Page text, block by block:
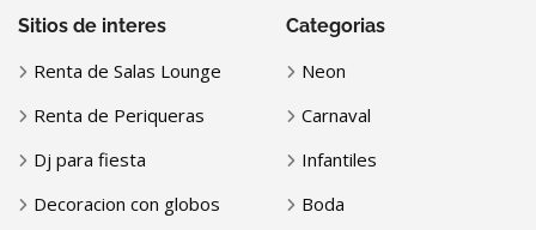
Sitios de interes
Renta de Salas Lounge
Renta de Periqueras
Dj para fiesta
Decoracion con globos
Categorias
Neon
Carnaval
Infantiles
Boda